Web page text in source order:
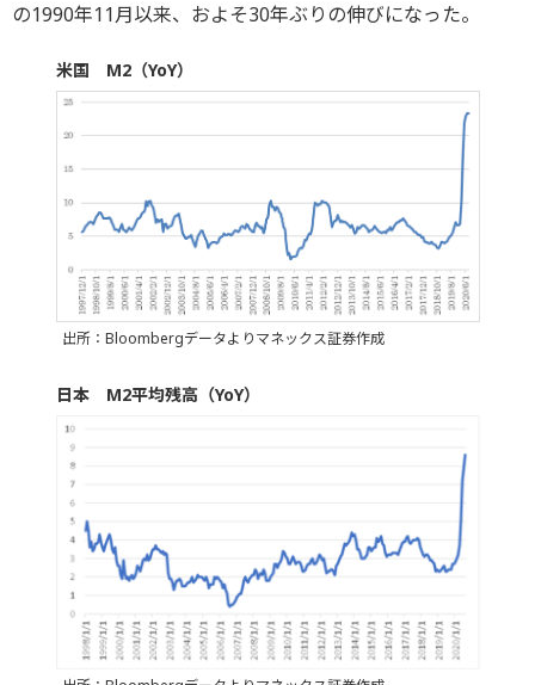
の1990年11月以来、およそ30年ぶりの伸びになった。
米国 M2（YoY）
出所：Bloombergデータよりマネックス証券作成
日本 M2平均残高（YoY）